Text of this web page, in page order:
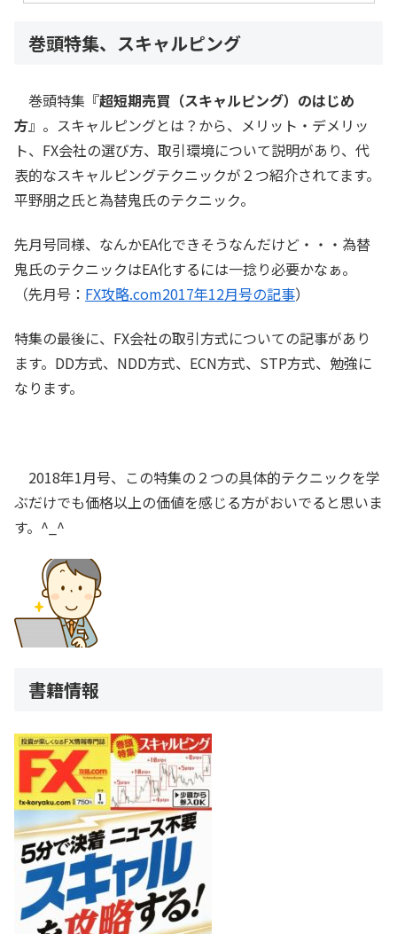
巻頭特集、スキャルピング
巻頭特集『超短期売買（スキャルピング）のはじめ
方』。スキャルピングとは？から、メリット・デメリッ
ト、FX会社の選び方、取引環境について説明があり、代
表的なスキャルピングテクニックが２つ紹介されてます。
平野朋之氏と為替鬼氏のテクニック。
先月号同様、なんかEA化できそうなんだけど・・・為替
鬼氏のテクニックはEA化するには一捻り必要かなぁ。
（先月号： FX攻略.com2017年12月号の記事）
特集の最後に、FX会社の取引方式についての記事があり
ます。DD方式、NDD方式、ECN方式、STP方式、勉強に
なります。
2018年1月号、この特集の２つの具体的テクニックを学
ぶだけでも価格以上の価値を感じる方がおいでると思いま
す。^_^
書籍情報